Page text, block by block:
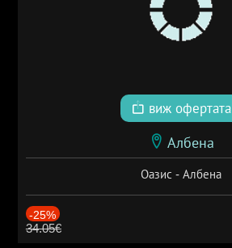
виж офертата
Албена
Оазис - Албена
-25%
34.05€